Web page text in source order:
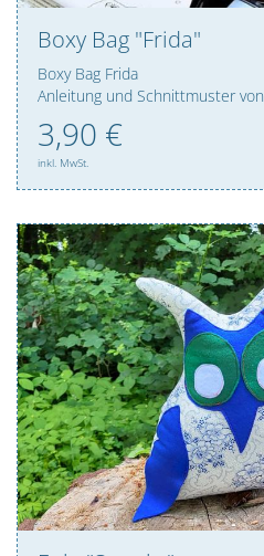
Boxy Bag "Frida"
Boxy Bag Frida
Anleitung und Schnittmuster von
3,90 €
inkl. MwSt.